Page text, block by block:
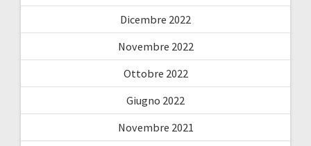
Dicembre 2022
Novembre 2022
Ottobre 2022
Giugno 2022
Novembre 2021